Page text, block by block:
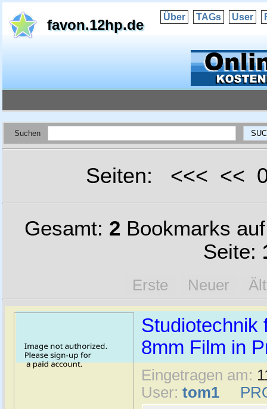
favon.12hp.de Über TAGs User
Suchen
Seiten: <<< <<
Gesamt: 2 Bookmarks
Seite:
Erste Neuer
Studiotechnik
8mm Film in
Eingetragen am:
User: tom1